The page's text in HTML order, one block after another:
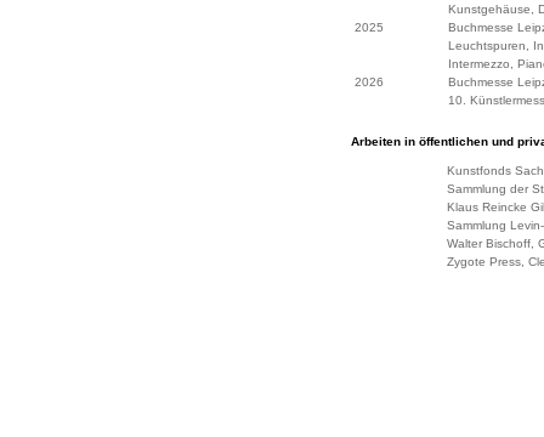
Kunstgehäuse,
2025
Buchmesse
Leuchtspuren,
Intermezzo,
2026
Buchmesse
10.
Arbeiten in öffentlichen und
Kunstfonds
Sammlung der
Klaus Reincke
Sammlung
Walter Bischoff,
Zygote Press,